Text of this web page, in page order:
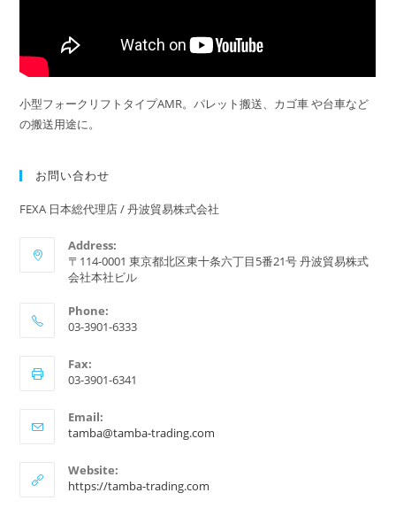
小型フォークリフトタイプAMR。パレット搬送、カゴ車 や台車など
の搬送用途に。
お問い合わせ
FEXA 日本総代理店 / 丹波貿易株式会社
Address:
〒114-0001 東京都北区東十条六丁目5番21号 丹波貿易株式
会社本社ビル
Phone:
03-3901-6333
Fax:
03-3901-6341
Email:
tamba@tamba-trading.com
Website:
https://tamba-trading.com